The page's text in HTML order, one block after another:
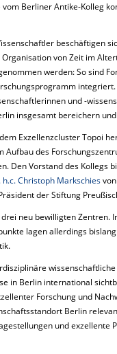
Berliner Antike-Kolleg
beschäftigen
von Zeit im
werden: So sind
und -
insgesamt bereichern
Exzellenzcluster Topoi
des
Den Vorstand des Kollegs
h.c. Christoph Markschies
der Stiftung
neu bewilligten Zentren.
lagen allerdings
in Berlin international
Forschung und
Berlin
und exzellente